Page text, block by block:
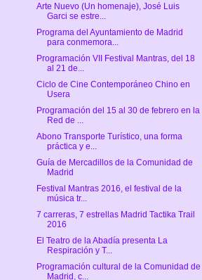
Arte Nuevo (Un homenaje), José Luis
Garci se estre...
Programa del Ayuntamiento de Madrid
para conmemora...
Programación VII Festival Mantras, del 18
al 21 de...
Ciclo de Cine Contemporáneo Chino en
Usera
Programación del 15 al 30 de febrero en la
Red de ...
Abono Transporte Turístico, una forma
práctica y e...
Guía de Mercadillos de la Comunidad de
Madrid
Festival Mantras 2016, el festival de la
música tr...
7 carreras, 7 estrellas Madrid Tactika Trail
2016
El Teatro de la Abadía presenta La
Respiración y T...
Programación cultural de la Comunidad de
Madrid, c...